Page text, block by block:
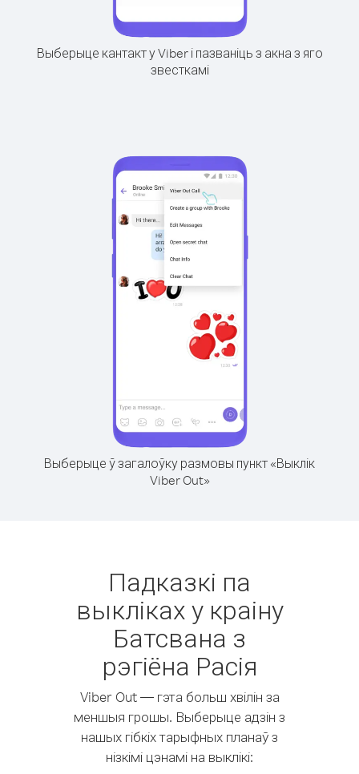
Выберыце кантакт у Viber і пазваніць з акна з яго
звесткамі
Выберыце ў загалоўку размовы пункт «Выклік
Viber Out»
Падказкі па
выкліках у краіну
Батсвана з
рэгіёна Расія
Viber Out — гэта больш хвілін за
меншыя грошы. Выберыце адзін з
нашых гібкіх тарыфных планаў з
нізкімі цэнамі на выклікі: